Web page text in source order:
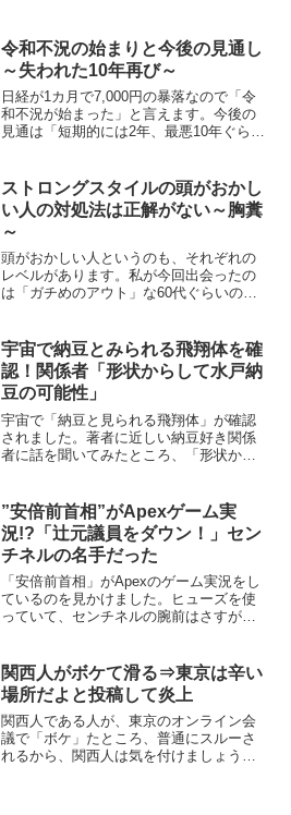
まだま...
令和不況の始まりと今後の見通し
～失われた10年再び～
日経が1カ月で7,000円の暴落なので「令
和不況が始まった」と言えます。今後の
見通は「短期的には2年、最悪10年ぐらい
になったら終わるのかまでを考察しま
す。
ストロングスタイルの頭がおかし
い人の対処法は正解がない～胸糞
～
頭がおかしい人というのも、それぞれの
レベルがあります。私が今回出会ったの
は「ガチめのアウト」な60代ぐらいのお
す。しかし、ストロ...
宇宙で納豆とみられる飛翔体を確
認！関係者「形状からして水戸納
豆の可能性」
宇宙で「納豆と見られる飛翔体」が確認
されました。著者に近しい納豆好き関係
者に話を聞いてみたところ、「形状から
宙にあるのかは不明...
”安倍前首相”がApexゲーム実
況!?「辻元議員をダウン！」セン
チネルの名手だった
「安倍前首相」がApexのゲーム実況をし
ているのを見かけました。ヒューズを使
っていて、センチネルの腕前はさすが
は、国会の承認を...
関西人がボケて滑る⇒東京は辛い
場所だよと投稿して炎上
関西人である人が、東京のオンライン会
議で「ボケ」たところ、普通にスルーさ
れるから、関西人は気を付けましょう